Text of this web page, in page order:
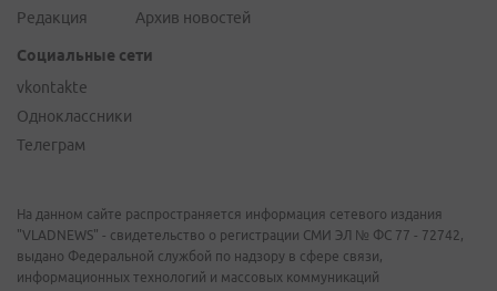
Редакция
Архив новостей
Социальные сети
vkontakte
Одноклассники
Телеграм
На данном сайте распространяется информация сетевого издания
"VLADNEWS" - свидетельство о регистрации СМИ ЭЛ № ФС 77 - 72742,
выдано Федеральной службой по надзору в сфере связи,
информационных технологий и массовых коммуникаций